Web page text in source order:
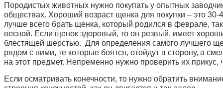
Породистых животных нужно покупать у опытных
обществах. Хороший возраст щенка для покупки – это
лучше всего брать щенка, который родился в феврале,
весной. Если щенок здоровый, то он резвый, имеет
блестящей шерстью. Для определения самого лучшего
рядом с ними, те которые боятся, отойдут в сторону, а
на этот предмет. Непременно нужно проверить их
Если осматривать конечности, то нужно обратить